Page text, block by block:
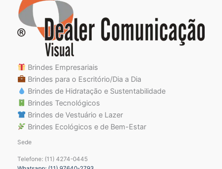
Brindes Empresariais
Brindes para o Escritório/Dia a Dia
Brindes de Hidratação e Sustentabilidade
Brindes Tecnológicos
Brindes de Vestuário e Lazer
Brindes Ecológicos e de Bem-Estar
Sede
Telefone: (11) 4274-0445